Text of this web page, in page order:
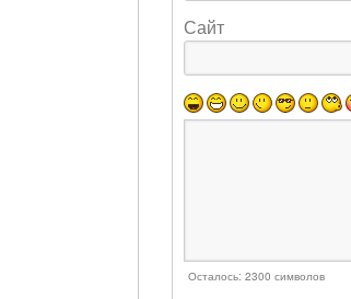
Сайт
Осталось: 2300 символов